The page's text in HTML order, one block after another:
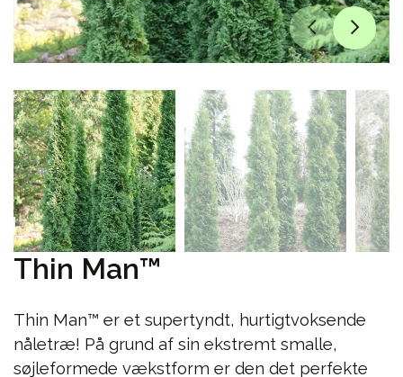
Thin Man™
Thin Man™ er et supertyndt, hurtigtvoksende
nåletræ! På grund af sin ekstremt smalle,
søjleformede vækstform er den det perfekte